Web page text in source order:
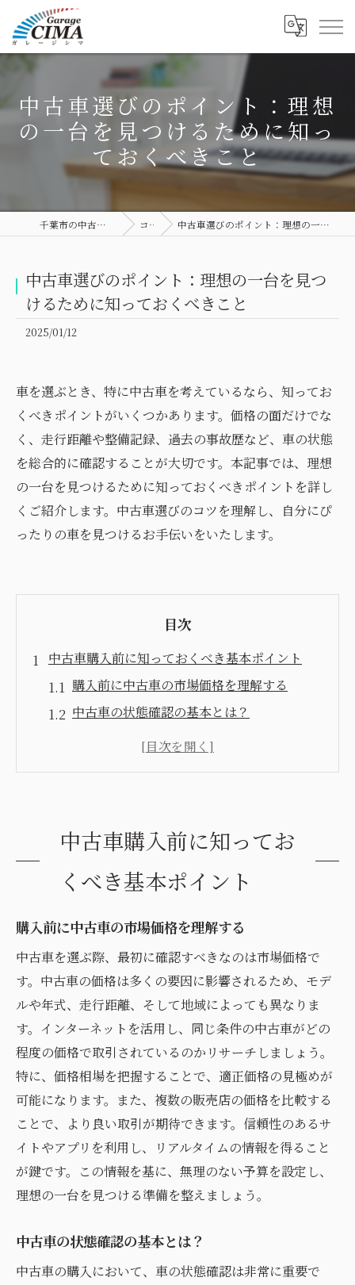
中古車選びのポイント：理想
の一台を見つけるために知っ
ておくべきこと
千葉市の中古車ならGarage CIMA コラム 中古車選びのポイント：理想の一台を見つけるために知っておくべきこと
中古車選びのポイント：理想の一台を見つ
けるために知っておくべきこと
2025/01/12
車を選ぶとき、特に中古車を考えているなら、知ってお
くべきポイントがいくつかあります。価格の面だけでな
く、走行距離や整備記録、過去の事故歴など、車の状態
を総合的に確認することが大切です。本記事では、理想
の一台を見つけるために知っておくべきポイントを詳し
くご紹介します。中古車選びのコツを理解し、自分にぴ
ったりの車を見つけるお手伝いをいたします。
目次
中古車購入前に知っておくべき基本ポイント
購入前に中古車の市場価格を理解する
中古車の状態確認の基本とは？
購入前に必要な書類を準備する方法
中古車選びで失敗しないための重要なチェック
リスト
中古車の走行距離を確認する理由
車歴確認は購入前に必須
修復歴の有無をチェックする方法
事故歴がある車を避けるためのポイント
エンジンとトランスミッションの状態確認
内装と外装の状態を見極める
走行距離と価格の関係を理解して中古車を選ぶ
走行距離が及ぼす価格への影響
どの程度の走行距離が理想か？
高走行距離車の選び方と注意点
走行距離とメンテナンス履歴の関係性
低走行距離車のメリットとデメリット
過去の事故歴が中古車選びに与える影響とは
事故歴車のリスクを理解する
中古車購入前に知ってお
くべき基本ポイント
購入前に中古車の市場価格を理解する
中古車を選ぶ際、最初に確認すべきなのは市場価格で
す。中古車の価格は多くの要因に影響されるため、モデ
ルや年式、走行距離、そして地域によっても異なりま
す。インターネットを活用し、同じ条件の中古車がどの
程度の価格で取引されているのかリサーチしましょう。
特に、価格相場を把握することで、適正価格の見極めが
可能になります。また、複数の販売店の価格を比較する
ことで、より良い取引が期待できます。信頼性のあるサ
イトやアプリを利用し、リアルタイムの情報を得ること
が鍵です。この情報を基に、無理のない予算を設定し、
理想の一台を見つける準備を整えましょう。
中古車の状態確認の基本とは？
中古車の購入において、車の状態確認は非常に重要で